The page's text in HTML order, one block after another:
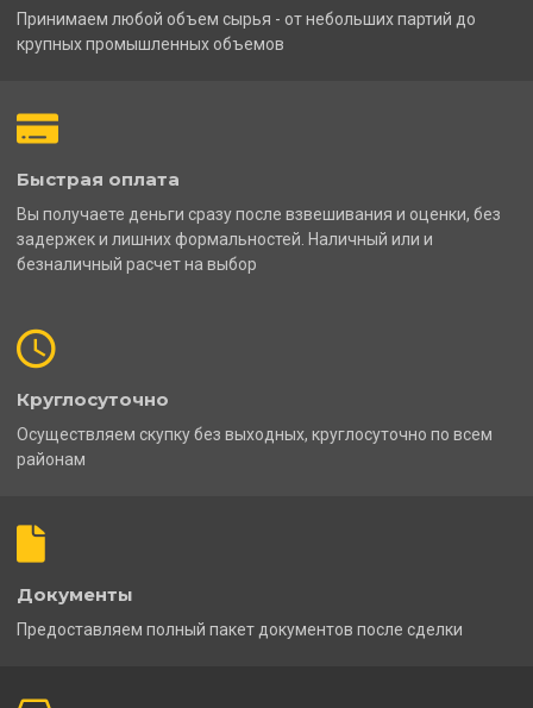
Принимаем любой объем сырья - от небольших партий до
крупных промышленных объемов
Быстрая оплата
Вы получаете деньги сразу после взвешивания и оценки, без
задержек и лишних формальностей. Наличный или и
безналичный расчет на выбор
Круглосуточно
Осуществляем скупку без выходных, круглосуточно по всем
районам
Документы
Предоставляем полный пакет документов после сделки